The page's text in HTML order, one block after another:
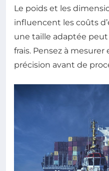
Le poids et les
influencent les coûts
une taille adaptée
frais. Pensez à mesurer
précision avant de